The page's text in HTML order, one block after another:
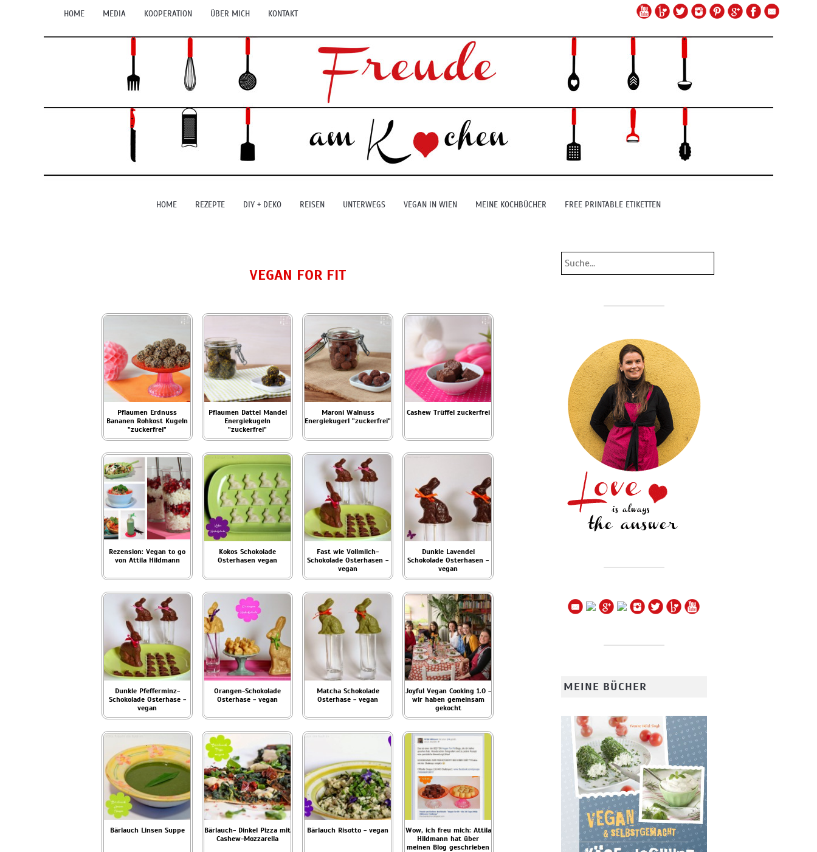
HOME MEDIA KOOPERATION ÜBER MICH KONTAKT
HOME REZEPTE DIY + DEKO REISEN UNTERWEGS VEGAN IN WIEN MEINE KOCHBÜCHER FREE PRINTABLE ETIKETTEN
VEGAN FOR FIT
Pflaumen Erdnuss
Bananen Rohkost Kugeln
"zuckerfrei"
Pflaumen Dattel Mandel
Energiekugeln
"zuckerfrei"
Maroni Walnuss
Energiekugerl "zuckerfrei"
Cashew Trüffel zuckerfrei
Rezension: Vegan to go
von Attila Hildmann
Kokos Schokolade
Osterhasen vegan
Fast wie Vollmilch-
Schokolade Osterhasen -
vegan
Dunkle Lavendel
Schokolade Osterhasen -
vegan
Dunkle Pfefferminz-
Schokolade Osterhase -
vegan
Orangen-Schokolade
Osterhase - vegan
Matcha Schokolade
Osterhase - vegan
Joyful Vegan Cooking 1.0 -
wir haben gemeinsam
gekocht
Bärlauch Linsen Suppe
Bärlauch- Dinkel Pizza mit
Cashew-Mozzarella
Bärlauch Risotto - vegan
Wow, ich freu mich: Attila
Hildmann hat über
meinen Blog geschrieben
MEINE BÜCHER